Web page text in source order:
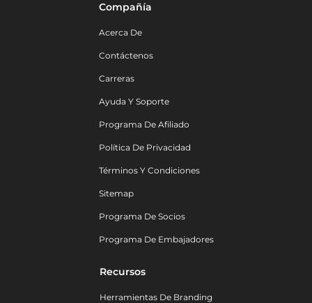
Compañía
Acerca De
Contáctenos
Carreras
Ayuda Y Soporte
Programa De Afiliado
Política De Privacidad
Términos Y Condiciones
Sitemap
Programa De Socios
Programa De Embajadores
Recursos
Herramientas De Branding